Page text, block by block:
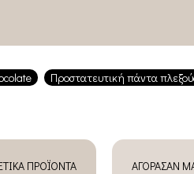
Προστατευτική πάντα
ΠΡΟΪΌΝΤΑ ΑΓΌΡΑΣΑΝ